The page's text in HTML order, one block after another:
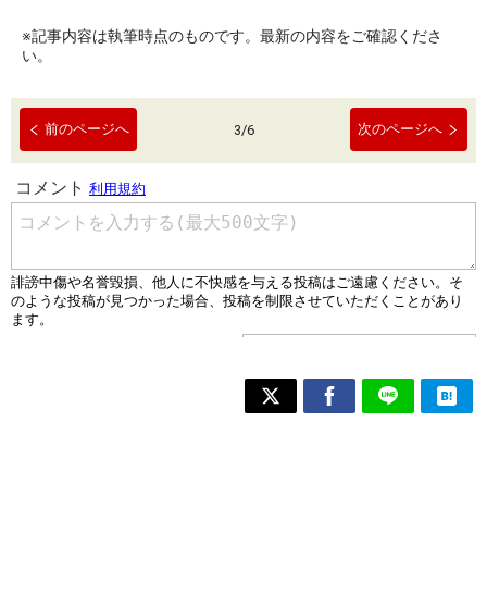
※記事内容は執筆時点のものです。最新の内容をご確認くださ
い。
前のページへ 3/6 次のページへ